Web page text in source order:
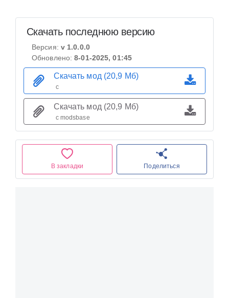
В закладки Поделиться
Скачать последнюю версию
Версия: v 1.0.0.0
Обновлено:8-01-2025, 01:45
Скачать мод (20,9 Мб)
с
Скачать мод (20,9 Мб)
с modsbase